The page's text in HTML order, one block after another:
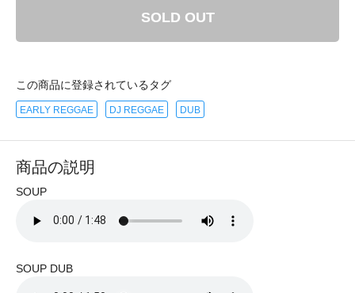
SOLD OUT
この商品に登録されているタグ
EARLY REGGAE DJ REGGAE DUB
商品の説明
SOUP
SOUP DUB